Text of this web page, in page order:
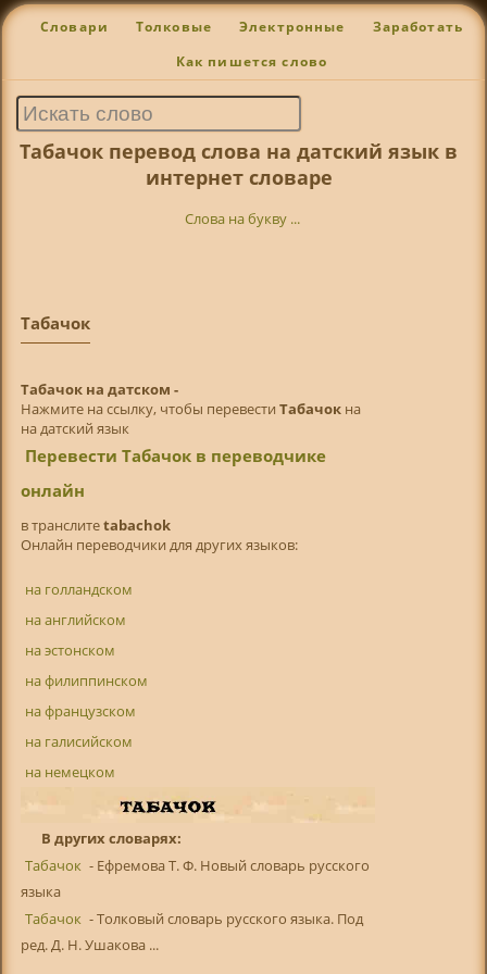
Словари Толковые Электронные Заработать
Как пишется слово
Табачок перевод слова на датский язык в
интернет словаре
Слова на букву ...
Табачок
Табачок на датском -
Нажмите на ссылку, чтобы перевести Табачокна
на датский язык
Перевести Табачок в переводчике
онлайн
в транслитetabachok
Онлайн переводчики для других языков:
на голландском
на английском
на эстонском
на филиппинском
на французском
на галисийском
на немецком
В других словарях:
Табачок - Ефремова Т. Ф. Новый словарь русского
языка
Табачок - Толковый словарь русского языка. Под
ред. Д. Н. Ушакова ...